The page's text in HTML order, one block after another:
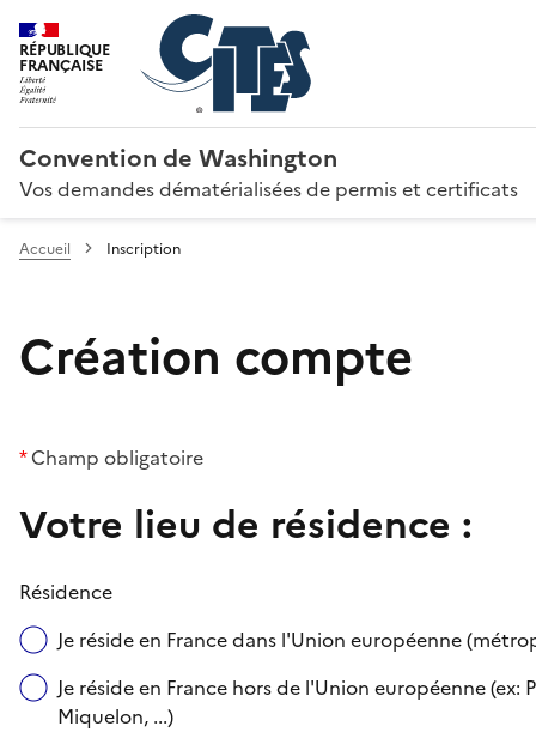
RÉPUBLIQUE
FRANÇAISE
Convention de Washington
Vos demandes dématérialisées de permis et certificats
Accueil Inscription
Création compte
*Champ obligatoire
Votre lieu de résidence :
Résidence
Je réside en France dans l'Union européenne
Je réside en France hors de l'Union européenne
Miquelon, ...)